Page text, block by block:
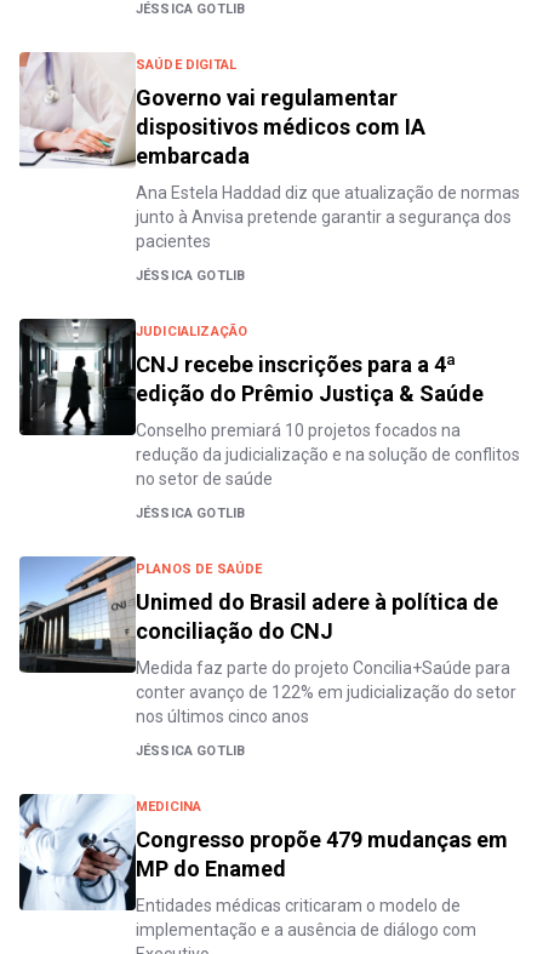
JÉSSICA GOTLIB
SAÚDE DIGITAL
Governo vai regulamentar
dispositivos médicos com IA
embarcada
Ana Estela Haddad diz que atualização de normas
junto à Anvisa pretende garantir a segurança dos
pacientes
JÉSSICA GOTLIB
JUDICIALIZAÇÃO
CNJ recebe inscrições para a 4ª
edição do Prêmio Justiça & Saúde
Conselho premiará 10 projetos focados na
redução da judicialização e na solução de conflitos
no setor de saúde
JÉSSICA GOTLIB
PLANOS DE SAÚDE
Unimed do Brasil adere à política de
conciliação do CNJ
Medida faz parte do projeto Concilia+Saúde para
conter avanço de 122% em judicialização do setor
nos últimos cinco anos
JÉSSICA GOTLIB
MEDICINA
Congresso propõe 479 mudanças em
MP do Enamed
Entidades médicas criticaram o modelo de
implementação e a ausência de diálogo com